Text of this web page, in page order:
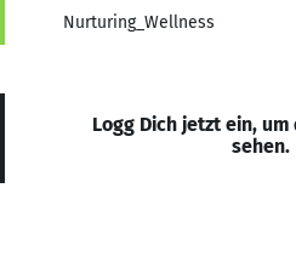
Nurturing_Wellness
Logg Dich jetzt ein,
sehen.